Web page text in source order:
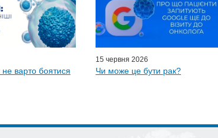
не варто боятися
15 червня 2026
Чи може це бути рак?